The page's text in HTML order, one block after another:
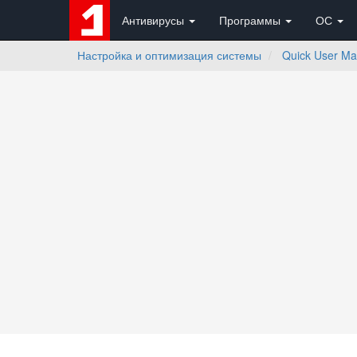
Антивирусы Программы ОС
Настройка и оптимизация системы Quick User